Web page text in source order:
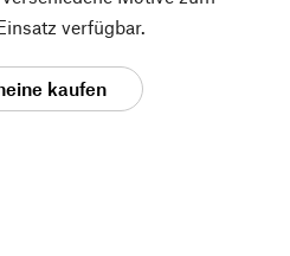
verfügbar.
kaufen